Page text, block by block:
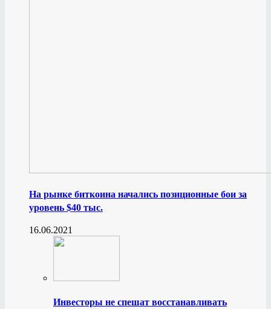
На рынке биткоина начались позиционные бои за
уровень $40 тыс.
16.06.2021
Инвесторы не спешат восстанавливать